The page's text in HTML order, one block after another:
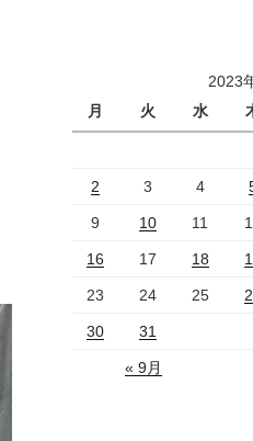
2023
月
火 水
2 3 4
9 10 11
16 17 18
23 24 25
30 31
« 9月